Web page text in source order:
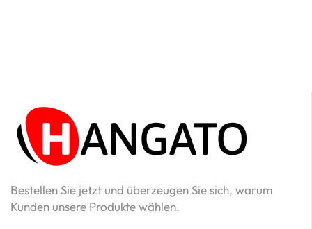
Bestellen Sie jetzt und überzeugen Sie sich, warum
Kunden unsere Produkte wählen.